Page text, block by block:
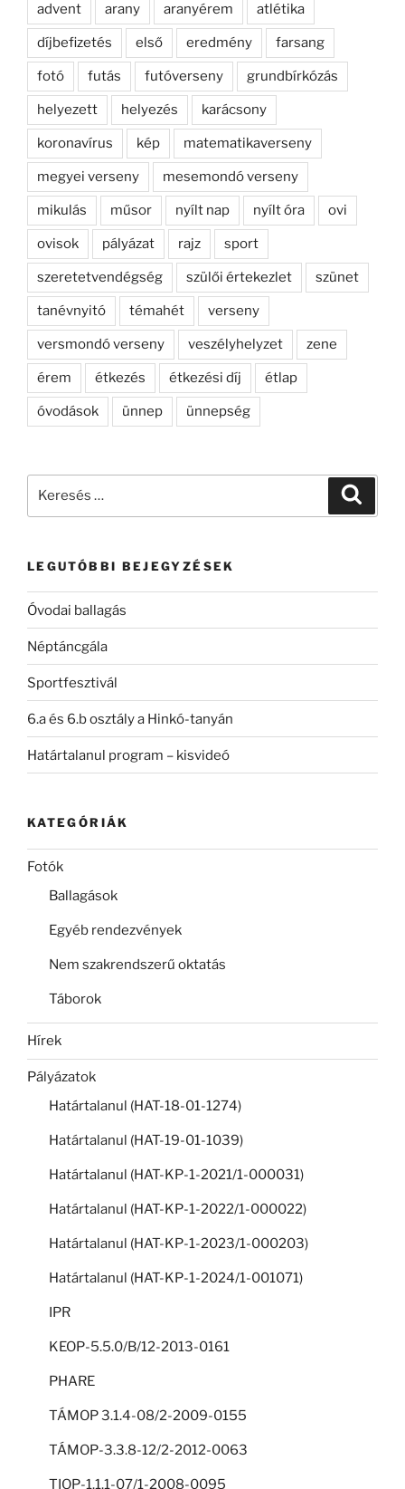
advent arany aranyérem atlétika
díjbefizetés első eredmény farsang
fotó futás futóverseny grundbírkózás
helyezett helyezés karácsony
koronavírus kép matematikaverseny
megyei verseny mesemondó verseny
mikulás műsor nyílt nap nyílt óra ovi
ovisok pályázat rajz sport
szeretetvendégség szülői értekezlet szünet
tanévnyitó témahét verseny
versmondó verseny veszélyhelyzet zene
érem étkezés étkezési díj étlap
óvodások ünnep ünnepség
LEGUTÓBBI BEJEGYZÉSEK
Óvodai ballagás
Néptáncgála
Sportfesztivál
6.a és 6.b osztály a Hinkó-tanyán
Határtalanul program – kisvideó
KATEGÓRIÁK
Fotók
Ballagások
Egyéb rendezvények
Nem szakrendszerű oktatás
Táborok
Hírek
Pályázatok
Határtalanul (HAT-18-01-1274)
Határtalanul (HAT-19-01-1039)
Határtalanul (HAT-KP-1-2021/1-000031)
Határtalanul (HAT-KP-1-2022/1-000022)
Határtalanul (HAT-KP-1-2023/1-000203)
Határtalanul (HAT-KP-1-2024/1-001071)
IPR
KEOP-5.5.0/B/12-2013-0161
PHARE
TÁMOP 3.1.4-08/2-2009-0155
TÁMOP-3.3.8-12/2-2012-0063
TIOP-1.1.1-07/1-2008-0095